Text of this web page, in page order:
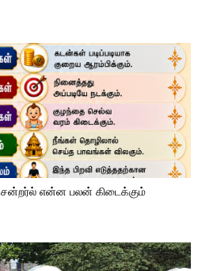
என்ன பலன் கிடைக்கும்